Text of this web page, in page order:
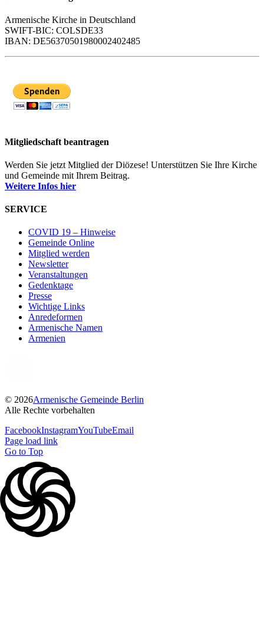
Armenische Kirche in Deutschland
SWIFT-BIC: COLSDE33
IBAN: DE56370501980002402485
Mitgliedschaft beantragen
Werden Sie jetzt Mitglied der Diözese! Unterstützen Sie Ihre Kirche
und Gemeinde mit Ihrem Beitrag.
Weitere Infos hier
SERVICE
COVID 19 – Hinweise
Gemeinde Online
Mitglied werden
Newsletter
Veranstaltungen
Gedenktage
Presse
Wichtige Links
Anredeformen
Armenische Namen
Armenien
© 2026Armenische Gemeinde Berlin
Alle Rechte vorbehalten
FacebookInstagramYouTubeEmail
Page load link
Go to Top